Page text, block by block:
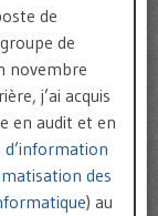
de
de
novembre
j’ai acquis
en audit et en
d’information
des
) au